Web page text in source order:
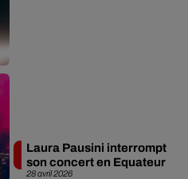
28 avril 2026
Laura Pausini interrompt
son concert en Equateur